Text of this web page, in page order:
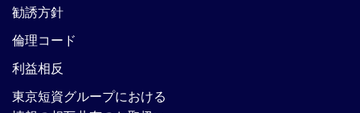
勧誘方針
倫理コード
利益相反
東京短資グループにおける